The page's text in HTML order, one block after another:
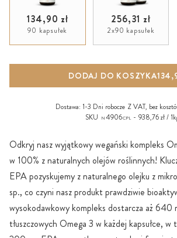
Odkryj nasz wyjątkowy wegański kompleks
w 100% z naturalnych olejów roślinnych!
EPA pozyskujemy z naturalnego olejku z
sp., co czyni nasz produkt prawdziwie
wysokodawkowy kompleks dostarcza aż 640
tłuszczowych Omega 3 w każdej kapsułce,
134,90 zł
90 kapsułek
256,31 zł
2x90 kapsułek
DODAJ DO KOSZYKA
Dostawa: 1-3 Dni robocze Z VAT, bez
SKU
N4906CPL 938,76 zł /